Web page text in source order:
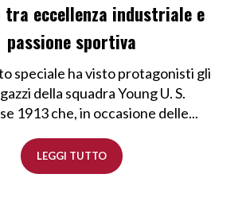
eccellenza industriale e
passione sportiva
speciale ha visto protagonisti gli
della squadra Young U. S.
1913 che, in occasione delle...
LEGGI TUTTO